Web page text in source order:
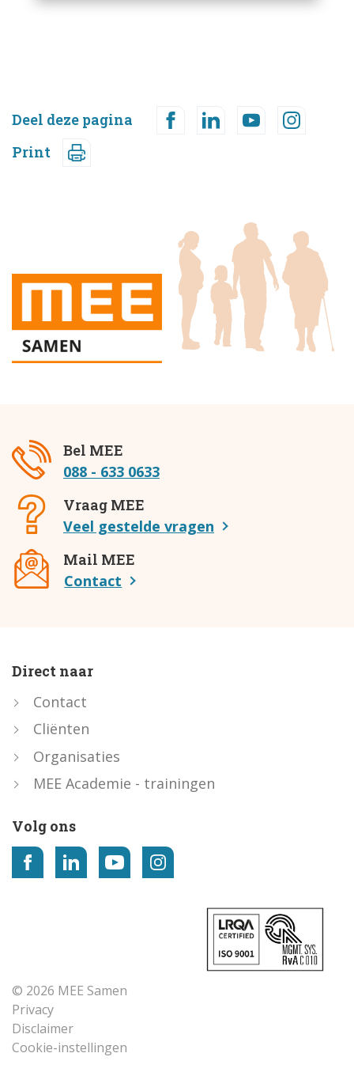
Deel deze pagina
Print
Bel MEE
088 - 633 0633
Vraag MEE
Veel gestelde vragen
Mail MEE
Contact
Direct naar
Contact
Cliënten
Organisaties
MEE Academie - trainingen
Volg ons
© 2026 MEE Samen
Privacy
Disclaimer
Cookie-instellingen